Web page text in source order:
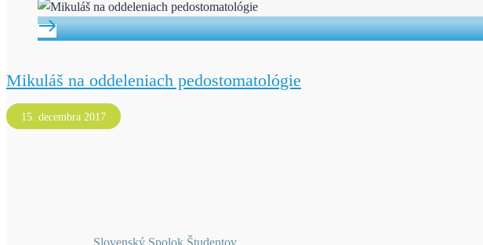
Mikuláš na oddeleniach pedostomatológie
15. decembra 2017